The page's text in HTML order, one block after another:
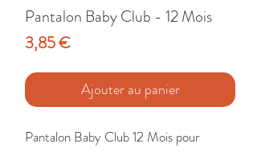
Pantalon Baby Club - 12 Mois
3,85 €Prix
Ajouter au panier
Pantalon Baby Club 12 Mois pour